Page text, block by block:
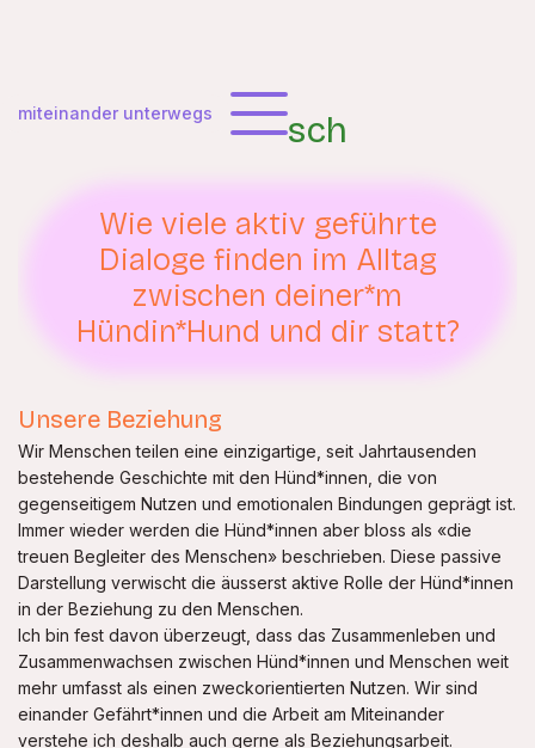
miteinander unterwegsHündisch
Wie viele aktiv geführte
Dialoge finden im Alltag
zwischen deiner*m
Hündin*Hund und dir statt?
Unsere Beziehung
Wir Menschen teilen eine einzigartige, seit Jahrtausenden
bestehende Geschichte mit den Hünd*innen, die von
gegenseitigem Nutzen und emotionalen Bindungen geprägt ist.
Immer wieder werden die Hünd*innen aber bloss als «die
treuen Begleiter des Menschen» beschrieben. Diese passive
Darstellung verwischt die äusserst aktive Rolle der Hünd*innen
in der Beziehung zu den Menschen.
Ich bin fest davon überzeugt, dass das Zusammenleben und
Zusammenwachsen zwischen Hünd*innen und Menschen weit
mehr umfasst als einen zweckorientierten Nutzen. Wir sind
einander Gefährt*innen und die Arbeit am Miteinander
verstehe ich deshalb auch gerne als Beziehungsarbeit.